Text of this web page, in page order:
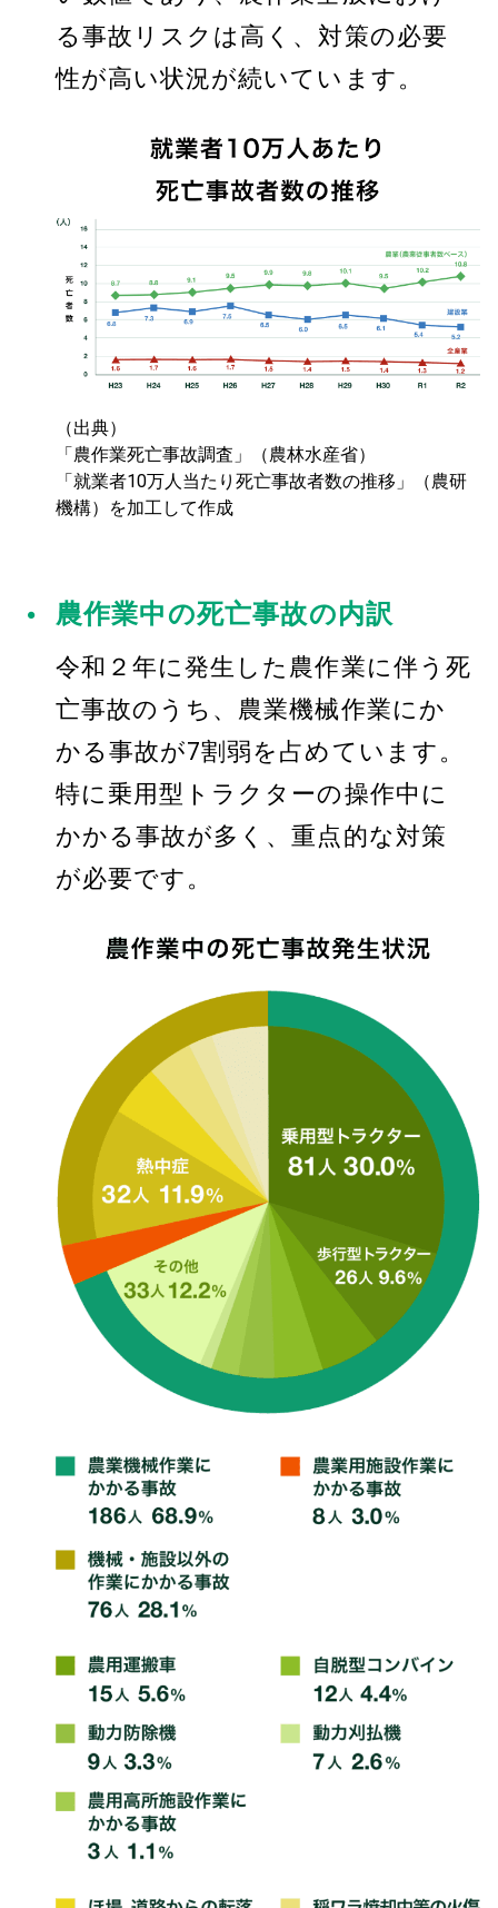
る事故リスクは高く、対策の必要
性が高い状況が続いています。
（出典）
「農作業死亡事故調査」（農林水産省）
「就業者10万人当たり死亡事故者数の推移」（農研
機構）を加工して作成
農作業中の死亡事故の内訳
令和２年に発生した農作業に伴う死
亡事故のうち、農業機械作業にか
かる事故が7割弱を占めています。
特に乗用型トラクターの操作中に
かかる事故が多く、重点的な対策
が必要です。